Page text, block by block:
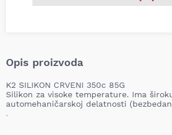
Opis proizvoda
K2 SILIKON CRVENI 350c 85G
Silikon za visoke temperature. Ima
automehaničarskoj delatnosti
.